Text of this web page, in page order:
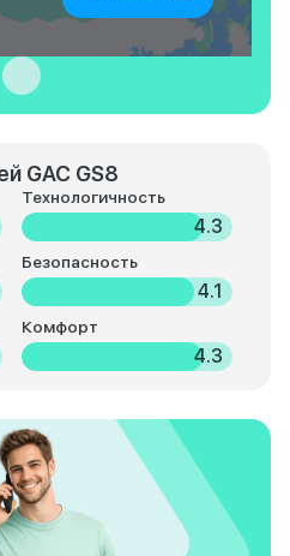
GAC GS8
Технологичность
4.3
Безопасность
4.1
Комфорт
4.3